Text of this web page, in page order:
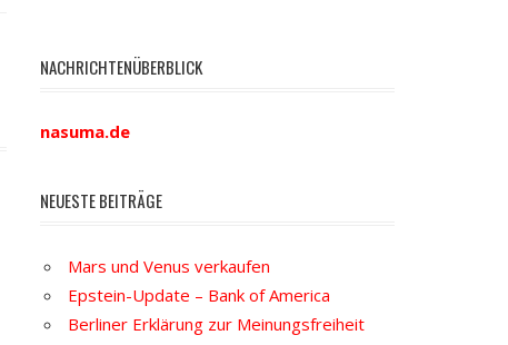
NACHRICHTENÜBERBLICK
nasuma.de
NEUESTE BEITRÄGE
Mars und Venus verkaufen
Epstein-Update – Bank of America
Berliner Erklärung zur Meinungsfreiheit